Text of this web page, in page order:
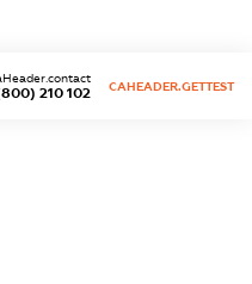
210 102 CAHEADER.GETTEST